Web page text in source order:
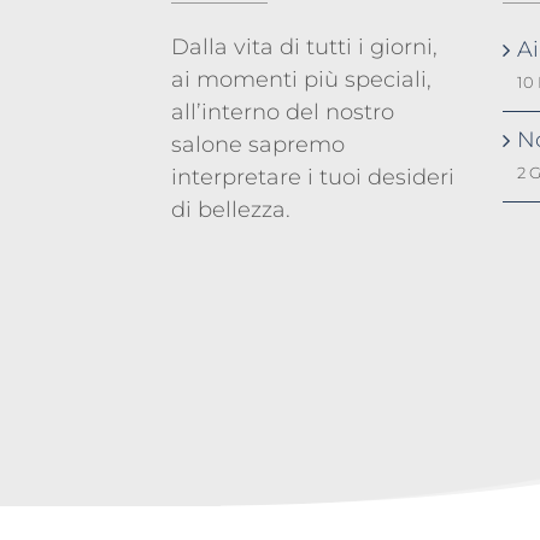
Dalla vita di tutti i giorni,
ai momenti più speciali,
all’interno del nostro
salone sapremo
interpretare i tuoi desideri
di bellezza.
10
2